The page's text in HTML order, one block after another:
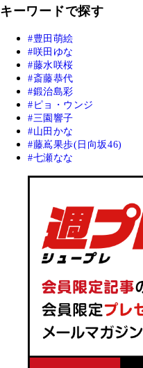
キーワードで探す
豊田萌絵
咲田ゆな
藤水咲桜
斎藤恭代
鍛治島彩
ピョ・ウンジ
三園響子
山田かな
藤嶌果歩(日向坂46)
七瀬なな